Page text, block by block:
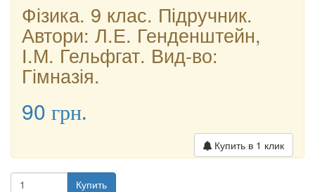
Фізика. 9 клас. Підручник.
Автори: Л.Е. Генденштейн,
І.М. Гельфгат. Вид-во:
Гімназія.
90 грн.
Купить в 1 клик
Купить